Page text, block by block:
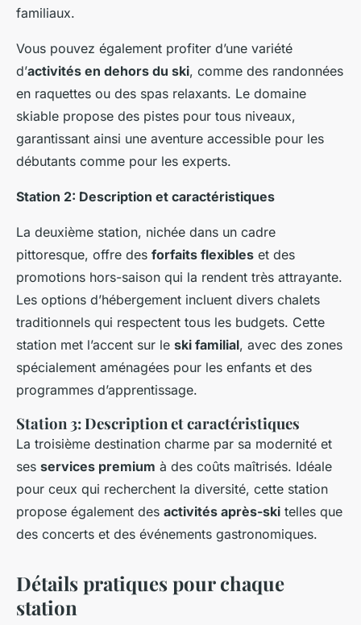
familiaux.
Vous pouvez également profiter d’une variété
d’activités en dehors du ski, comme des randonnées
en raquettes ou des spas relaxants. Le domaine
skiable propose des pistes pour tous niveaux,
garantissant ainsi une aventure accessible pour les
débutants comme pour les experts.
Station 2: Description et caractéristiques
La deuxième station, nichée dans un cadre
pittoresque, offre des forfaits flexibles et des
promotions hors-saison qui la rendent très attrayante.
Les options d’hébergement incluent divers chalets
traditionnels qui respectent tous les budgets. Cette
station met l’accent sur le ski familial, avec des zones
spécialement aménagées pour les enfants et des
programmes d’apprentissage.
Station 3: Description et caractéristiques
La troisième destination charme par sa modernité et
ses services premium à des coûts maîtrisés. Idéale
pour ceux qui recherchent la diversité, cette station
propose également des activités après-ski telles que
des concerts et des événements gastronomiques.
Détails pratiques pour chaque
station